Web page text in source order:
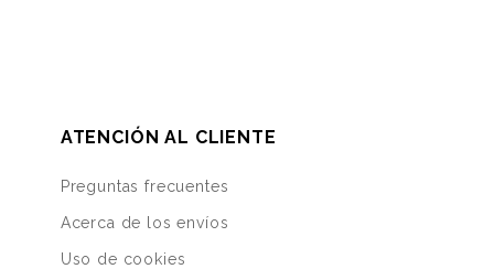
ATENCIÓN AL CLIENTE
Preguntas frecuentes
Acerca de los envíos
Uso de cookies